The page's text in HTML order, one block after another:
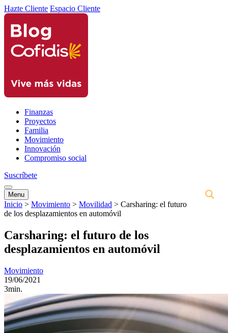
Hazte Cliente Espacio Cliente
Finanzas
Proyectos
Familia
Movimiento
Innovación
Compromiso social
Suscríbete
Menu
Inicio > Movimiento > Movilidad > Carsharing: el futuro
de los desplazamientos en automóvil
Carsharing: el futuro de los
desplazamientos en automóvil
Movimiento
19/06/2021
3min.